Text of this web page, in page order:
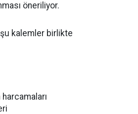
öneriliyor.
kalemler birlikte